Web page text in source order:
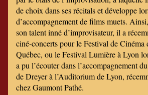
de choix dans ses récitals et développe
d’accompagnement de films muets.
son talent inné d’improvisateur, il a
ciné-concerts pour le Festival de Cinéma
Québec, ou le Festival Lumière à Lyon
a pu l’écouter dans l’accompagnement
de Dreyer à l’Auditorium de Lyon,
chez Gaumont Pathé.